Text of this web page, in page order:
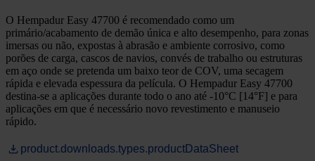
O Hempadur Easy 47700 é recomendado como um
primário/acabamento de demão única e alto desempenho, para zonas
imersas ou não, expostas à abrasão e ambiente corrosivo, como
porões de carga, cascos de navios, convés de trabalho ou estruturas
em aço onde se pretenda um baixo teor de COV, uma secagem
rápida e elevada espessura da película. O Hempadur Easy 47700
destina-se a aplicações durante todo o ano até -10°C [14°F] e para
aplicações em que é necessário novo revestimento e manuseio
rápido.
product.downloads.types.productDataSheet